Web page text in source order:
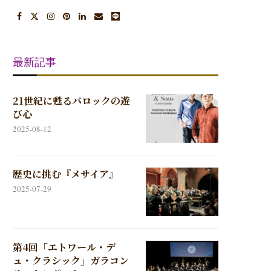
最新記事
21世紀に甦るバロックの遊
び心
2025-08-12
歴史に挑む『メサイア』
2025-07-29
第4回「エトワール・デ
ュ・クラシック」ガラコン